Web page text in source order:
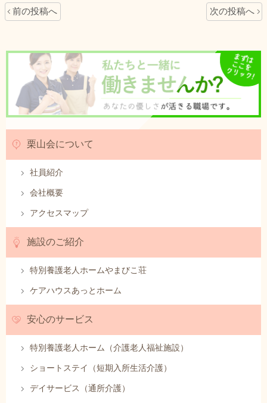
前の投稿へ 次の投稿へ
栗山会について
社員紹介
会社概要
アクセスマップ
施設のご紹介
特別養護老人ホームやまびこ荘
ケアハウスあっとホーム
安心のサービス
特別養護老人ホーム（介護老人福祉施設）
ショートステイ（短期入所生活介護）
デイサービス（通所介護）